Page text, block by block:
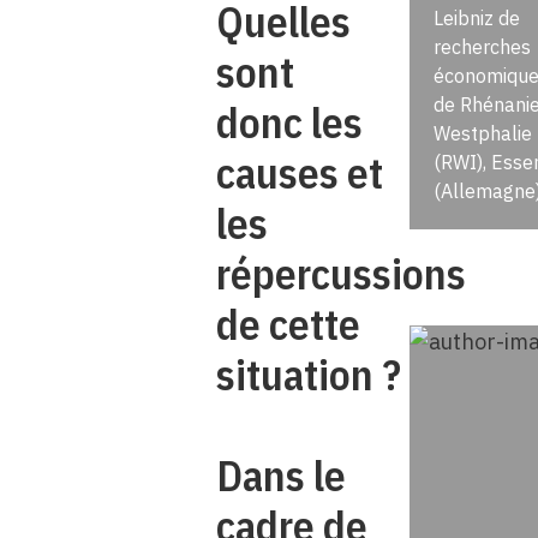
Quelles
sont
donc les
causes et
les
répercussions
de cette
situation ?
Dans le
cadre de
Leibniz de
recherches
de
Westphalie
(RWI),